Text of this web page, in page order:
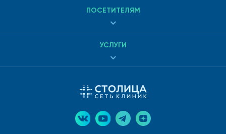
ПОСЕТИТЕЛЯМ
УСЛУГИ